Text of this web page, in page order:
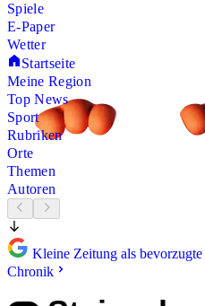
Spiele
E-Paper
Wetter
Startseite
Meine Region
Top News
Sport
Rubriken
Orte
Themen
Autoren
Kleine Zeitung als
Chronik